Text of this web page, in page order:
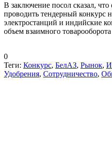
В заключение посол сказал, что
проводить тендерный конкурс
электростанций и индийские
объем взаимного
0
Теги: Конкурс, БелАЗ, Рынок,
Удобрения, Сотрудничество,